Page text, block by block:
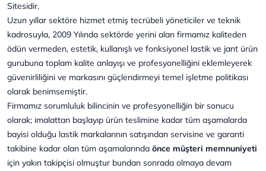
Sitesidir.
Uzun yıllar sektöre hizmet etmiş tecrübeli yöneticiler ve teknik
kadrosuyla, 2009 Yılında sektörde yerini alan firmamız kaliteden
ödün vermeden, estetik, kullanışlı ve fonksiyonel lastik ve jant ürün
gurubuna toplam kalite anlayışı ve profesyonelliğini eklemleyerek
güvenirliliğini ve markasını güçlendirmeyi temel işletme politikası
olarak benimsemiştir.
Firmamız sorumluluk bilincinin ve profesyonelliğin bir sonucu
olarak; imalattan başlayıp ürün teslimine kadar tüm aşamalarda
bayisi olduğu lastik markalarının satışından servisine ve garanti
takibine kadar olan tüm aşamalarında önce müşteri memnuniyeti
için yakın takipçisi olmuştur bundan sonrada olmaya devam